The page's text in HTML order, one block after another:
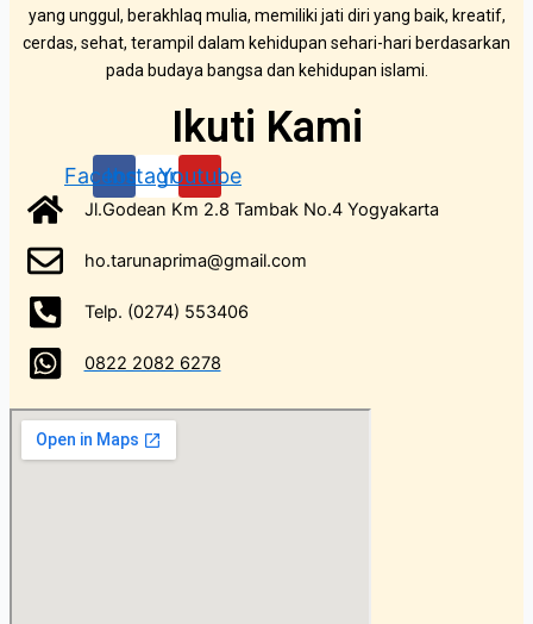
yang unggul, berakhlaq mulia, memiliki jati diri yang baik, kreatif,
cerdas, sehat, terampil dalam kehidupan sehari-hari berdasarkan
pada budaya bangsa dan kehidupan islami.
Ikuti Kami
Facebook
Instagram
Youtube
Jl.Godean Km 2.8 Tambak No.4 Yogyakarta
ho.tarunaprima@gmail.com
Telp. (0274) 553406
0822 2082 6278